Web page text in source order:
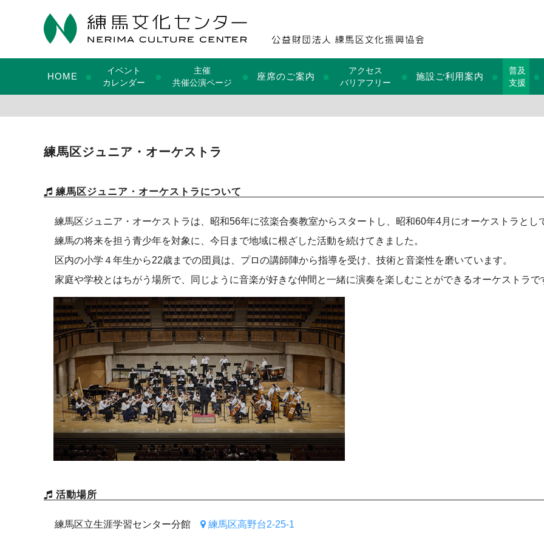
HOME ●
イベント
カレンダー
●
主催
共催公演ページ
● 座席のご案内 ●
アクセス
バリアフリー
● 施設ご利用案内 ●
普及
支援
●
練馬区ジュニア・オーケストラ
練馬区ジュニア・オーケストラについて
練馬区ジュニア・オーケストラは、昭和56年に弦楽合奏教室からスタートし、昭和60年4月にオーケストラとし
練馬の将来を担う青少年を対象に、今日まで地域に根ざした活動を続けてきました。
区内の小学４年生から22歳までの団員は、プロの講師陣から指導を受け、技術と音楽性を磨いています。
家庭や学校とはちがう場所で、同じように音楽が好きな仲間と一緒に演奏を楽しむことができるオーケストラで
活動場所
練馬区立生涯学習センター分館 練馬区高野台2-25-1